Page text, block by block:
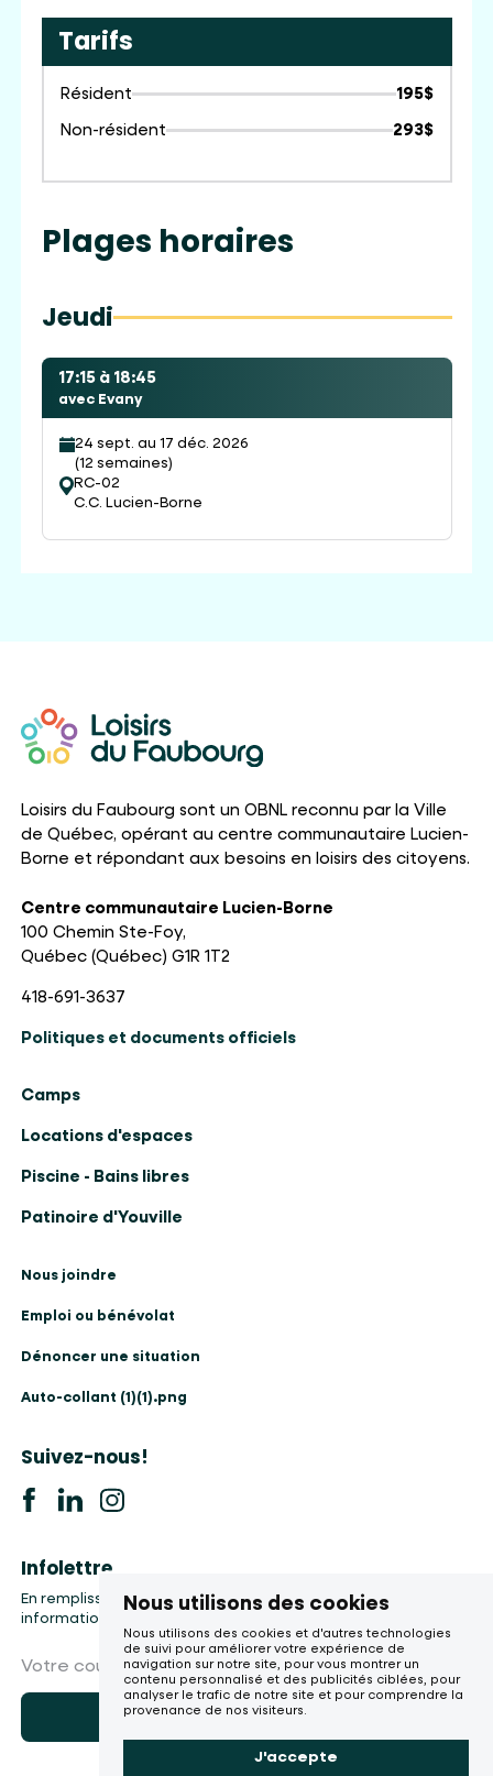
Nous utilisons des cookies
Nous utilisons des cookies et d'autres technologies
de suivi pour améliorer votre expérience de
navigation sur notre site, pour vous montrer un
contenu personnalisé et des publicités ciblées, pour
analyser le trafic de notre site et pour comprendre la
provenance de nos visiteurs.
J'accepte
Tarifs
Résident 195$
Non-résident 293$
Plages horaires
Jeudi
17:15 à 18:45
avec Evany
24 sept. au 17 déc. 2026
(12 semaines)
RC-02
C.C. Lucien-Borne
Loisirs du Faubourg sont un OBNL reconnu par la Ville
de Québec, opérant au centre communautaire Lucien-
Borne et répondant aux besoins en loisirs des citoyens.
Centre communautaire Lucien-Borne
100 Chemin Ste-Foy,
Québec (Québec) G1R 1T2
418-691-3637
Politiques et documents officiels
Camps
Locations d'espaces
Piscine - Bains libres
Patinoire d'Youville
Nous joindre
Emploi ou bénévolat
Dénoncer une situation
Auto-collant (1)(1).png
Suivez-nous!
Infolettre
En remplissant le formulaire, vous accepter la collecte de vos
informations, etc.
Votre courriel
M'abonner